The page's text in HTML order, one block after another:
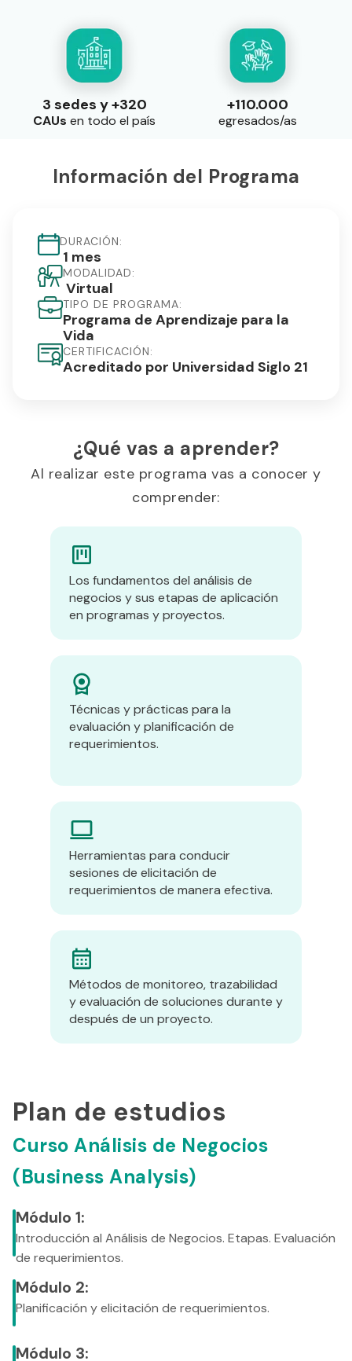
3 sedes y +320
CAUs en todo el país
+110.000
egresados/as
Información del Programa
DURACIÓN:
1 mes
MODALIDAD:
Virtual
TIPO DE PROGRAMA:
Programa de Aprendizaje para la
Vida
CERTIFICACIÓN:
Acreditado por Universidad Siglo 21
¿Qué vas a aprender?
Al realizar este programa vas a conocer y
comprender:
Los fundamentos del análisis de
negocios y sus etapas de aplicación
en programas y proyectos.
Técnicas y prácticas para la
evaluación y planificación de
requerimientos.
Herramientas para conducir
sesiones de elicitación de
requerimientos de manera efectiva.
Métodos de monitoreo, trazabilidad
y evaluación de soluciones durante y
después de un proyecto.
Plan de estudios
Curso Análisis de Negocios
(Business Analysis)
Módulo 1:
Introducción al Análisis de Negocios. Etapas. Evaluación
de requerimientos.
Módulo 2:
Planificación y elicitación de requerimientos.
Módulo 3: